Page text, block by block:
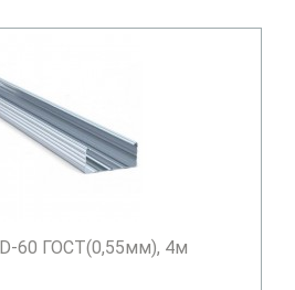
60 ГОСТ(0,55мм), 4м